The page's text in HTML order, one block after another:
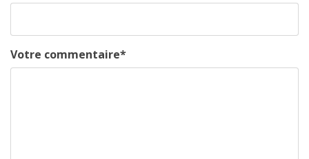
Votre commentaire*